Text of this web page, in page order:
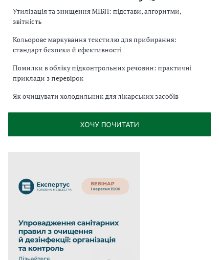
Утилізація та знищення МІБП: підстави, алгоритми,
звітність
Кольорове маркування текстилю для прибирання:
стандарт безпеки й ефективності
Помилки в обліку підконтрольних речовин: практичні
приклади з перевірок
Як очищувати холодильник для лікарських засобів
ХОЧУ ПОЧИТАТИ